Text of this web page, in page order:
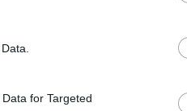
for Targeted